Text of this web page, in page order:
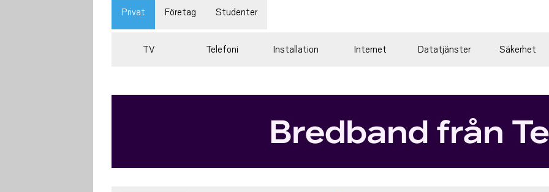
Privat Företag Studenter
TV Telefoni Installation Internet Datatjänster Säkerhet